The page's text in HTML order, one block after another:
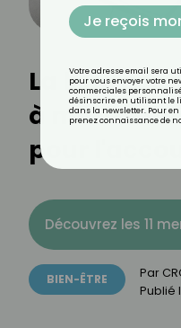
La liste des
à mettre
pour
Découvrez les 11
BIEN-ÊTRE Par
Publié
Je reçois
Votre adresse email sera
pour vous envoyer votre
commerciales
désinscrire en utilisant le
dans la newsletter. Pour
prenez connaissance de